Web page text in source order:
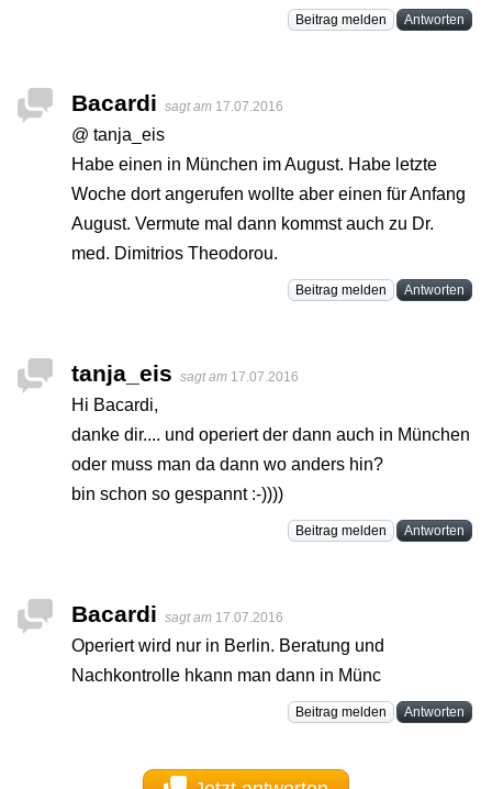
Beitrag melden Antworten
Bacardi sagt am 17.07.2016
@ tanja_eis
Habe einen in München im August. Habe letzte
Woche dort angerufen wollte aber einen für Anfang
August. Vermute mal dann kommst auch zu Dr.
med. Dimitrios Theodorou.
Beitrag melden Antworten
tanja_eis sagt am 17.07.2016
Hi Bacardi,
danke dir.... und operiert der dann auch in München
oder muss man da dann wo anders hin?
bin schon so gespannt :-))))
Beitrag melden Antworten
Bacardi sagt am 17.07.2016
Operiert wird nur in Berlin. Beratung und
Nachkontrolle hkann man dann in Münc
Beitrag melden Antworten